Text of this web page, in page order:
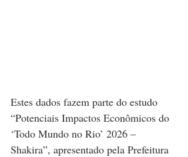
Estes dados fazem parte do estudo
“Potenciais Impactos Econômicos do
‘Todo Mundo no Rio’ 2026 –
Shakira”, apresentado pela Prefeitura